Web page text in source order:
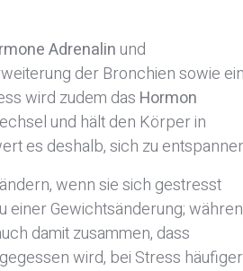
Adrenalinund
der Bronchien sowie
wird zudem das Hormon
und hält den Körper in
es deshalb, sich zu
wenn sie sich gestresst
Gewichtsänderung;
damit zusammen, dass
wird, bei Stress häufiger